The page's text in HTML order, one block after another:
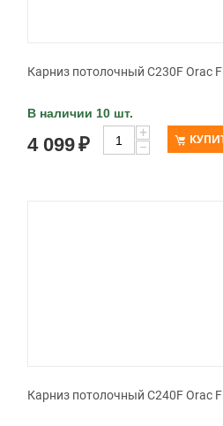
Карниз потолочный C230F Orac
В наличии 10 шт.
4 099₽
+
−
Карниз потолочный C240F Orac